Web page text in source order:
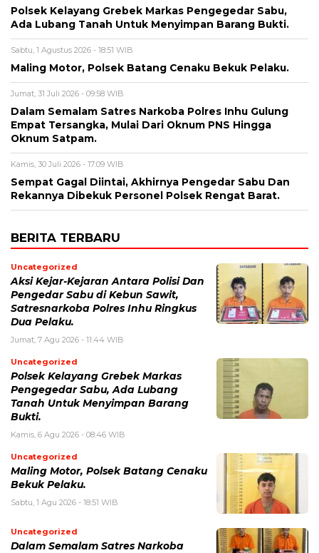
Polsek Kelayang Grebek Markas Pengegedar Sabu,
Ada Lubang Tanah Untuk Menyimpan Barang Bukti.
Sabtu, 1 Agustus 2026 - 18:51 WIB
Maling Motor, Polsek Batang Cenaku Bekuk Pelaku.
Jumat, 31 Juli 2026 - 09:58 WIB
Dalam Semalam Satres Narkoba Polres Inhu Gulung
Empat Tersangka, Mulai Dari Oknum PNS Hingga
Oknum Satpam.
Kamis, 30 Juli 2026 - 17:09 WIB
Sempat Gagal Diintai, Akhirnya Pengedar Sabu Dan
Rekannya Dibekuk Personel Polsek Rengat Barat.
BERITA TERBARU
Uncategorized
Aksi Kejar-Kejaran Antara Polisi Dan
Pengedar Sabu di Kebun Sawit,
Satresnarkoba Polres Inhu Ringkus
Dua Pelaku.
Jumat, 7 Agu 2026 - 11:44 WIB
Uncategorized
Polsek Kelayang Grebek Markas
Pengegedar Sabu, Ada Lubang
Tanah Untuk Menyimpan Barang
Bukti.
Kamis, 6 Agu 2026 - 08:46 WIB
Uncategorized
Maling Motor, Polsek Batang Cenaku
Bekuk Pelaku.
Sabtu, 1 Agu 2026 - 18:51 WIB
Uncategorized
Dalam Semalam Satres Narkoba